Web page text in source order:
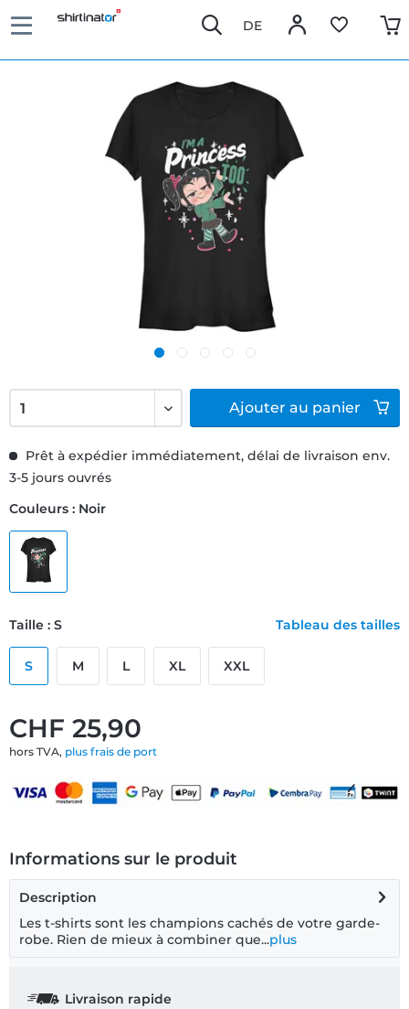
DE
CHF 25,90
hors TVA, plus frais de port
Prêt à expédier immédiatement, délai de livraison env.
3-5 jours ouvrés
Couleurs : Noir
Taille : S Tableau des tailles
S M L XL XXL
Ajouter au panier
Informations sur le produit
Description
Les t-shirts sont les champions cachés de votre garde-
robe. Rien de mieux à combiner que...plus
Livraison rapide